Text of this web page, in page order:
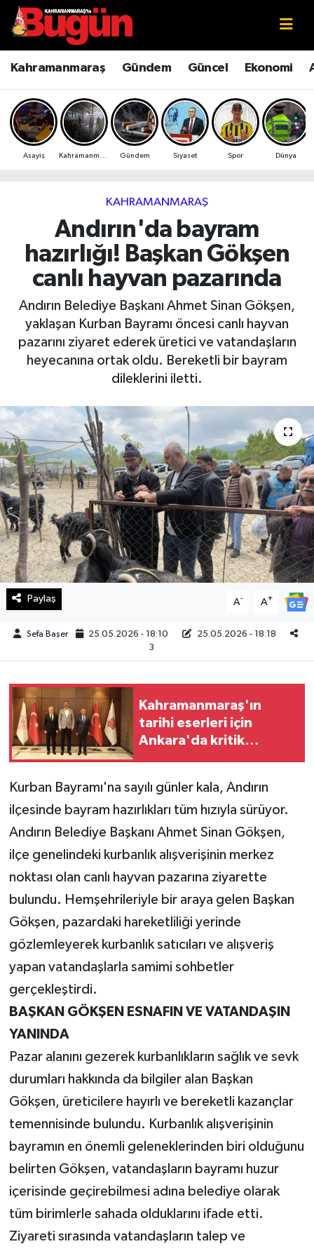
Kahramanmaraş Gündem Güncel Ekonomi
Asayiş Gündem Siyaset Spor Dünya
KAHRAMANMARAŞ
Andırın'da bayram
hazırlığı! Başkan Gökşen
canlı hayvan pazarında
Andırın Belediye Başkanı Ahmet Sinan Gökşen,
yaklaşan Kurban Bayramı öncesi canlı hayvan
pazarını ziyaret ederek üretici ve vatandaşların
heyecanına ortak oldu. Bereketli bir bayram
dileklerini iletti.
Paylaş A- A+
Sefa Başer 25.05.2026 - 18:10
25.05.2026 - 18:18
3
Kahramanmaraş'ın
tarihi eserleri için
Ankara'da kritik
Kurban Bayramı'na sayılı günler kala, Andırın
ilçesinde bayram hazırlıkları tüm hızıyla sürüyor.
Andırın Belediye Başkanı Ahmet Sinan Gökşen,
ilçe genelindeki kurbanlık alışverişinin merkez
noktası olan canlı hayvan pazarına ziyarette
bulundu. Hemşehrileriyle bir araya gelen Başkan
Gökşen, pazardaki hareketliliği yerinde
gözlemleyerek kurbanlık satıcıları ve alışveriş
yapan vatandaşlarla samimi sohbetler
gerçekleştirdi.
BAŞKAN GÖKŞEN ESNAFIN VE VATANDAŞIN
YANINDA
Pazar alanını gezerek kurbanlıkların sağlık ve sevk
durumları hakkında da bilgiler alan Başkan
Gökşen, üreticilere hayırlı ve bereketli kazançlar
temennisinde bulundu. Kurbanlık alışverişinin
bayramın en önemli geleneklerinden biri olduğunu
belirten Gökşen, vatandaşların bayramı huzur
içerisinde geçirebilmesi adına belediye olarak
tüm birimlerle sahada olduklarını ifade etti.
Ziyareti sırasında vatandaşların talep ve
Kahramanmaraş
Kahramanmaraş Sokak Röportajları
Bilim ve Teknoloji
Çevre
Ekonomi
Genel
Güncel
Haberde İnsan
Magazin
Manşet Altı
Manşetler
Resmi İlan
Sağlık
Spor
Teknoloji
Yaşam
KAHRAMANMARAŞ
Kahramanmaraş Nöbetçi Eczaneler
Kahramanmaraş Hava Durumu
Kahramanmaraş Namaz Vakitleri
Kahramanmaraş Trafik Yoğunluk Haritası
Süper Lig Puan Durumu ve Fikstür
Tüm Manşetler
Son Dakika Haberleri
Haber Arşivi